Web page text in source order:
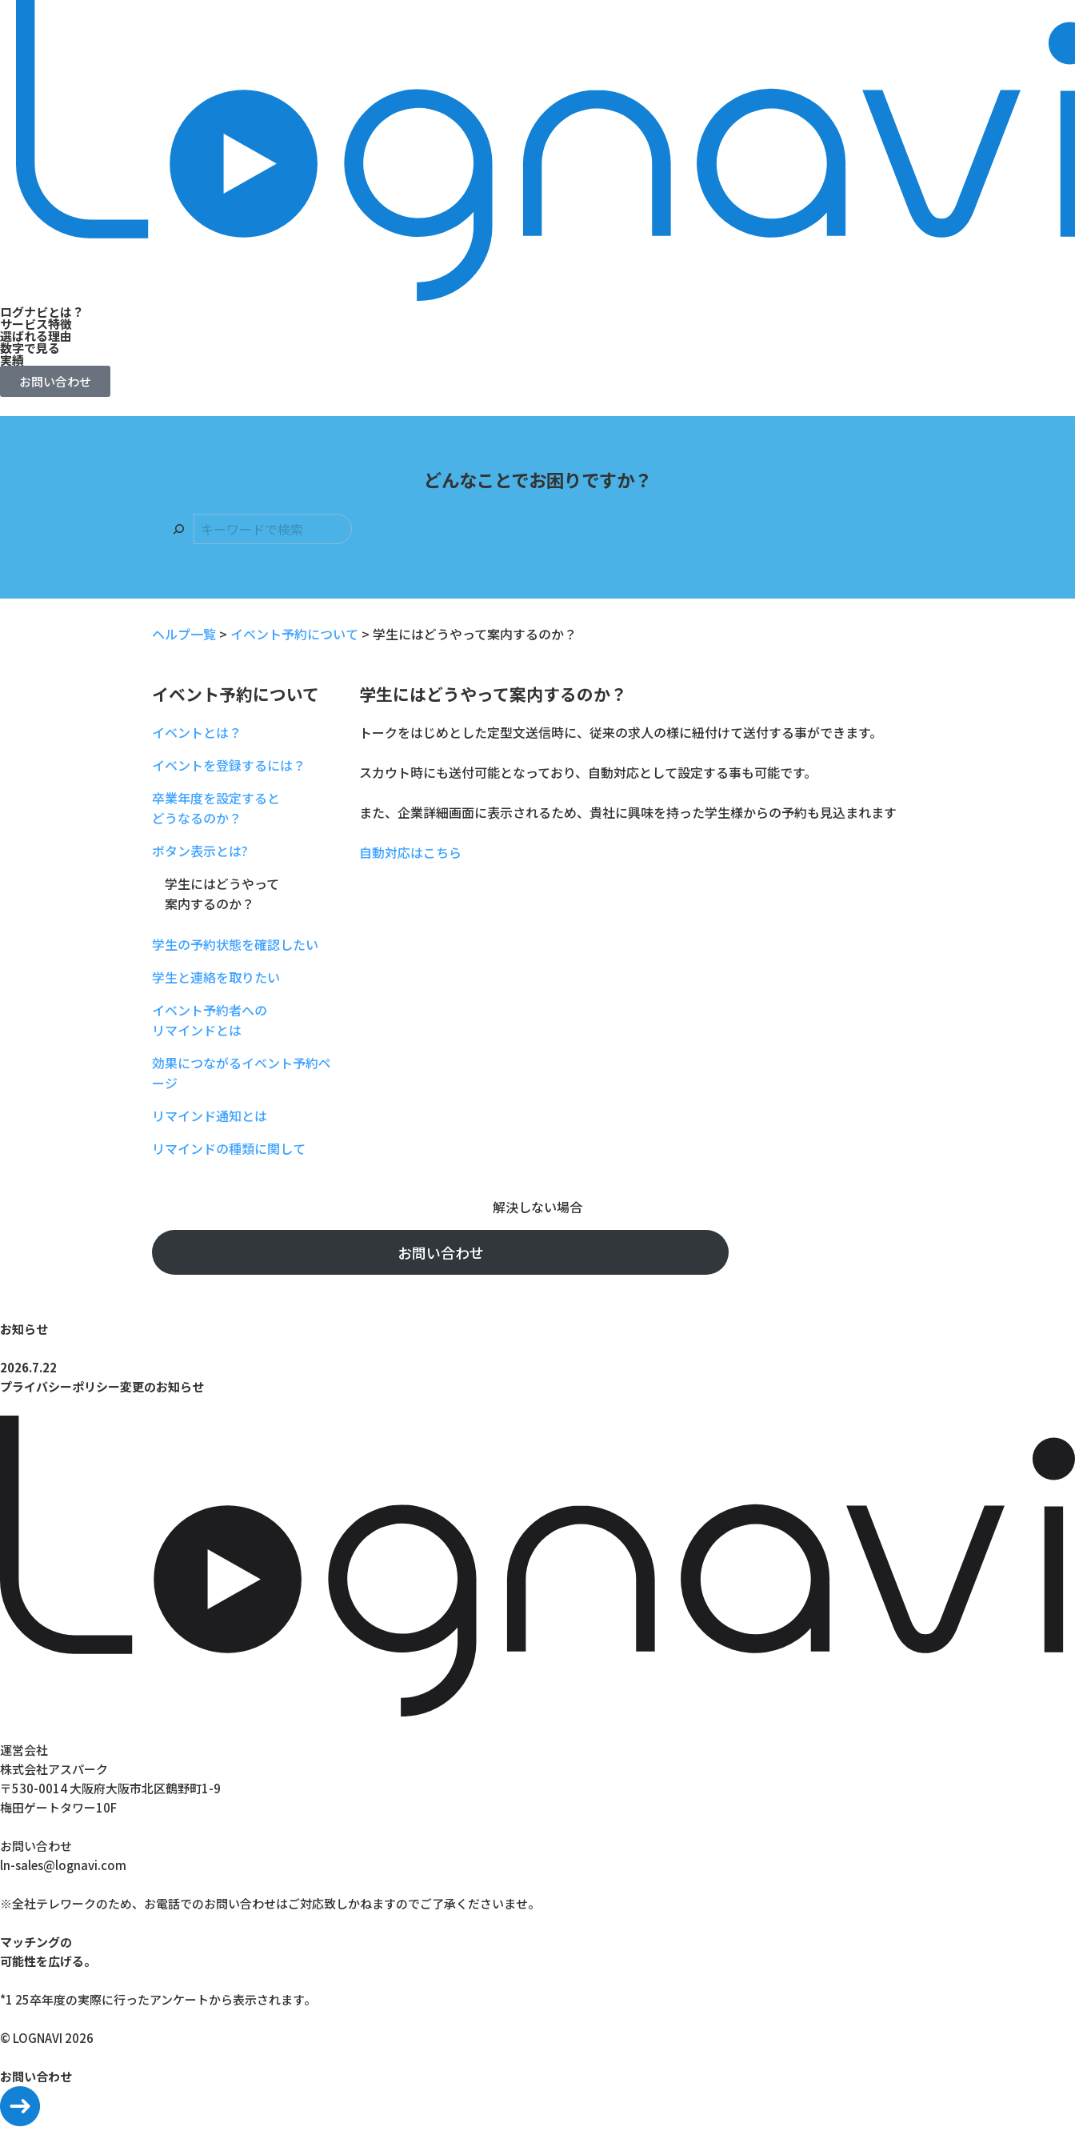
ログナビとは？
サービス特徴
選ばれる理由
数字で見る
実績
お問い合わせ
どんなことでお困りですか？
ヘルプ一覧 > イベント予約について > 学生にはどうやって案内するのか？
イベント予約について
イベントとは？
イベントを登録するには？
卒業年度を設定すると
どうなるのか？
ボタン表示とは?
学生にはどうやって
案内するのか？
学生の予約状態を確認したい
学生と連絡を取りたい
イベント予約者への
リマインドとは
効果につながるイベント予約ペ
ージ
リマインド通知とは
リマインドの種類に関して
学生にはどうやって案内するのか？
トークをはじめとした定型文送信時に、従来の求人の様に紐付けて送付する事ができます。
スカウト時にも送付可能となっており、自動対応として設定する事も可能です。
また、企業詳細画面に表示されるため、貴社に興味を持った学生様からの予約も見込まれます
自動対応はこちら
解決しない場合
お問い合わせ
お知らせ
2026.7.22
プライバシーポリシー変更のお知らせ
運営会社
株式会社アスパーク
〒530-0014 大阪府大阪市北区鶴野町1-9
梅田ゲートタワー10F
お問い合わせ
ln-sales@lognavi.com
※全社テレワークのため、お電話でのお問い合わせはご対応致しかねますのでご了承くださいませ。
マッチングの
可能性を広げる。
*1 25卒年度の実際に行ったアンケートから表示されます。
© LOGNAVI 2026
お問い合わせ